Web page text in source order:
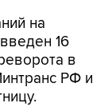
на
16
в
РФ и